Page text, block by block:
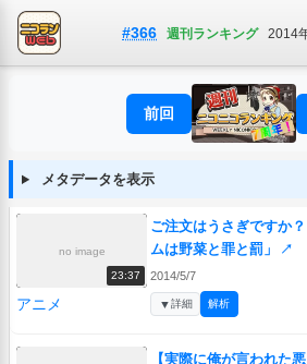
#366 週刊ランキング 2014
前回
メタデータを表示
no image
23:37
ご注文はうさぎですか
ムは野菜と罪と罰」
↗
2014/5/7
アニメ ▼詳細 解析
【実際に俺が言われた